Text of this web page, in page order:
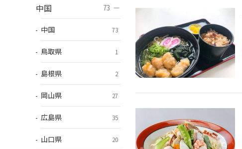
中国
73 開く
中国 73
鳥取県 1
島根県 2
岡山県 27
広島県 35
山口県 20